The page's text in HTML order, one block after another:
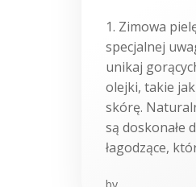
1. Zimowa
specjalnej
unikaj
olejki, takie
skórę.
są doskonałe
łagodzące,